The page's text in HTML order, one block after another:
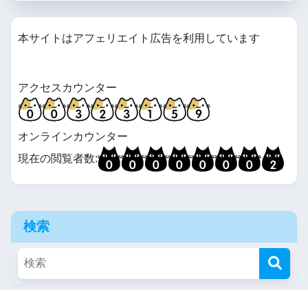
本サイトはアフェリエイト広告を利用しています
アクセスカウンター
オンラインカウンター
現在の閲覧者数:
検索